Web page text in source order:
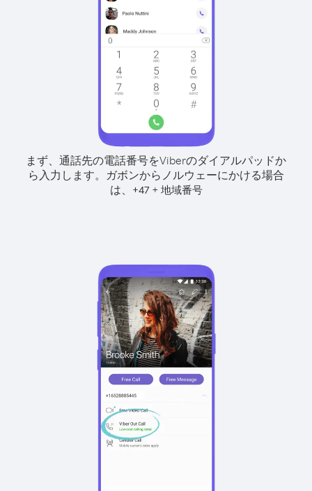
まず、通話先の電話番号をViberのダイアルパッドか
ら入力します。 ガボンからノルウェーにかける場合
は、
+47+ 地域番号